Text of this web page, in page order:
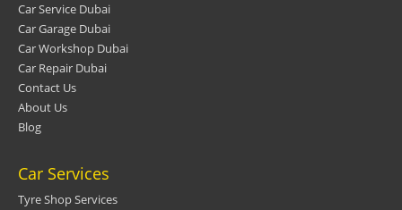
Car Service Dubai
Car Garage Dubai
Car Workshop Dubai
Car Repair Dubai
Contact Us
About Us
Blog
Car Services
Tyre Shop Services